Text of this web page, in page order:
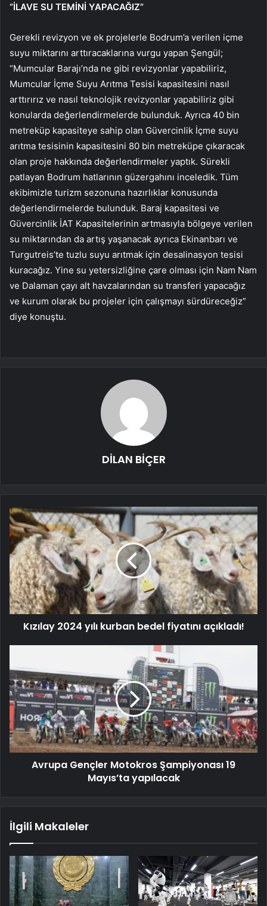
“İLAVE SU TEMİNİ YAPACAĞIZ”
Gerekli revizyon ve ek projelerle Bodrum’a verilen içme
suyu miktarını arttıracaklarına vurgu yapan Şengül;
“Mumcular Barajı’nda ne gibi revizyonlar yapabiliriz,
Mumcular İçme Suyu Arıtma Tesisi kapasitesini nasıl
arttırırız ve nasıl teknolojik revizyonlar yapabiliriz gibi
konularda değerlendirmelerde bulunduk. Ayrıca 40 bin
metreküp kapasiteye sahip olan Güvercinlik İçme suyu
arıtma tesisinin kapasitesini 80 bin metreküpe çıkaracak
olan proje hakkında değerlendirmeler yaptık. Sürekli
patlayan Bodrum hatlarının güzergahını inceledik. Tüm
ekibimizle turizm sezonuna hazırlıklar konusunda
değerlendirmelerde bulunduk. Baraj kapasitesi ve
Güvercinlik İAT Kapasitelerinin artmasıyla bölgeye verilen
su miktarından da artış yaşanacak ayrıca Ekinanbarı ve
Turgutreis’te tuzlu suyu arıtmak için desalinasyon tesisi
kuracağız. Yine su yetersizliğine çare olması için Nam Nam
ve Dalaman çayı alt havzalarından su transferi yapacağız
ve kurum olarak bu projeler için çalışmayı sürdüreceğiz”
diye konuştu.
DİLAN BİÇER
Kızılay 2024 yılı kurban bedel fiyatını açıkladı!
Avrupa Gençler Motokros Şampiyonası 19
Mayıs’ta yapılacak
İlgili Makaleler